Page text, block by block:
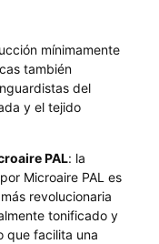
mínimamente
también
del
y el tejido
PAL: la
Microaire PAL es
revolucionaria
tonificado y
que facilita una